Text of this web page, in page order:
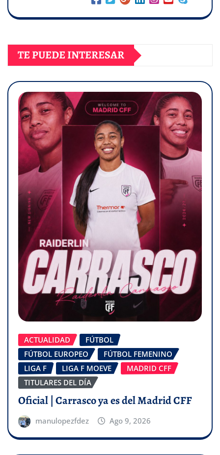
TE PUEDE INTERESAR
ACTUALIDAD
FÚTBOL
FÚTBOL EUROPEO
FÚTBOL FEMENINO
LIGA F
LIGA F MOEVE
MADRID CFF
TITULARES DEL DÍA
Oficial | Carrasco ya es del Madrid CFF
manulopezfdez Ago 9, 2026